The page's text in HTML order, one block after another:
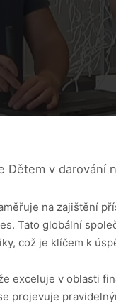
Dětem v darování
na zajištění
Tato globální
což je klíčem k
exceluje v oblasti
projevuje